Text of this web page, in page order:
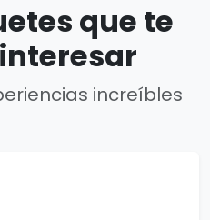
que te
increíbles